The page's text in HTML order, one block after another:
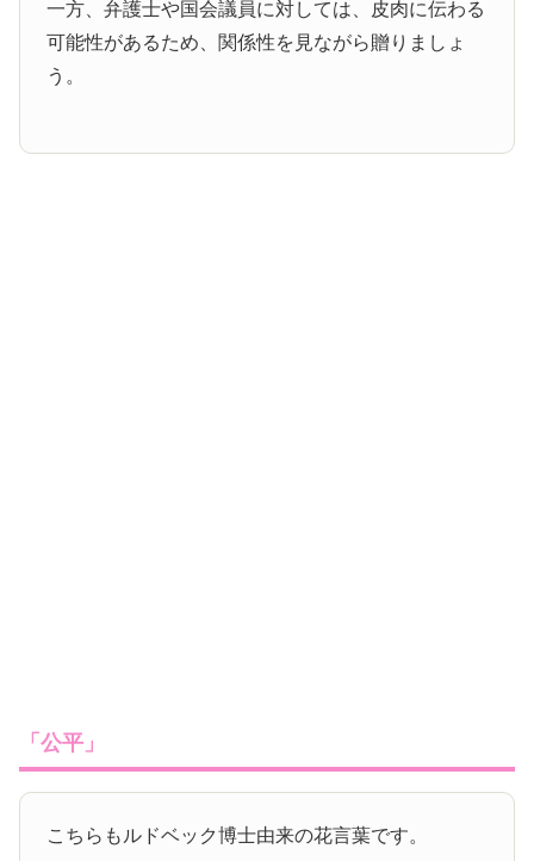
一方、弁護士や国会議員に対しては、皮肉に伝わる
可能性があるため、関係性を見ながら贈りましょ
う。
「公平」
こちらもルドベック博士由来の花言葉です。